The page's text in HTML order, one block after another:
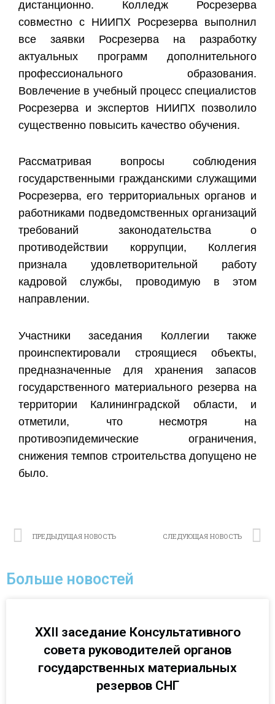
дистанционно. Колледж Росрезерва
совместно с НИИПХ Росрезерва выполнил
все заявки Росрезерва на разработку
актуальных программ дополнительного
профессионального образования.
Вовлечение в учебный процесс специалистов
Росрезерва и экспертов НИИПХ позволило
существенно повысить качество обучения.
Рассматривая вопросы соблюдения
государственными гражданскими служащими
Росрезерва, его территориальных органов и
работниками подведомственных организаций
требований законодательства о
противодействии коррупции, Коллегия
признала удовлетворительной работу
кадровой службы, проводимую в этом
направлении.
Участники заседания Коллегии также
проинспектировали строящиеся объекты,
предназначенные для хранения запасов
государственного материального резерва на
территории Калининградской области, и
отметили, что несмотря на
противоэпидемические ограничения,
снижения темпов строительства допущено не
было.
ПРЕДЫДУЩАЯ НОВОСТЬ СЛЕДУЮЩАЯ НОВОСТЬ
Больше новостей
XXII заседание Консультативного
совета руководителей органов
государственных материальных
резервов СНГ